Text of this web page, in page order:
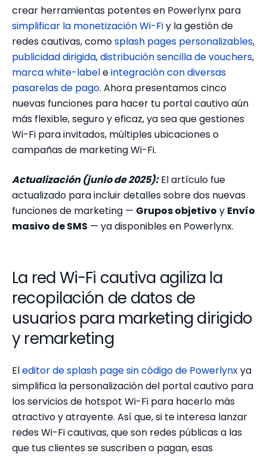
crear herramientas potentes en Powerlynx para
simplificar la monetización Wi-Fiy la gestión de
redes cautivas, comosplash pages personalizables,
publicidad dirigida,distribución sencilla de vouchers,
marca white-labeleintegración con diversas
pasarelas de pago. Ahora presentamos cinco
nuevas funciones para hacer tu portal cautivo aún
más flexible, seguro y eficaz, ya sea que gestiones
Wi-Fi para invitados, múltiples ubicaciones o
campañas de marketing Wi-Fi.
Actualización (junio de 2025):El artículo fue
actualizado para incluir detalles sobre dos nuevas
funciones de marketing — Grupos objetivo y Envío
masivo de SMS — ya disponibles en Powerlynx.
La red Wi-Fi cautiva agiliza la
recopilación de datos de
usuarios para marketing dirigido
y remarketing
Eleditor de splash page sin código de Powerlynxya
simplifica la personalización del portal cautivo para
los servicios de hotspot Wi-Fi para hacerlo más
atractivo y atrayente. Así que, si te interesa lanzar
redes Wi-Fi cautivas, que son redes públicas a las
que tus clientes se suscriben o pagan, esas